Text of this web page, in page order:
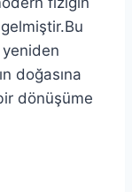
yeniden
doğasına
dönüşüme